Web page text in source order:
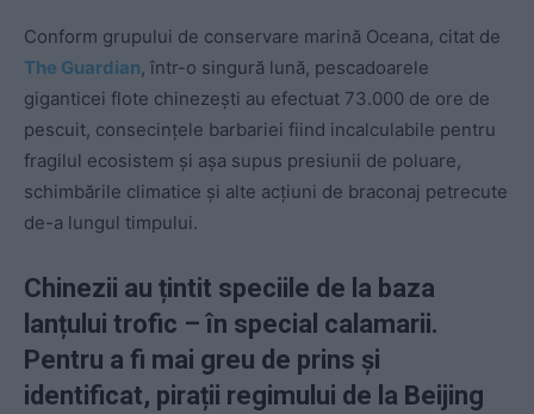
Conform grupului de conservare marină Oceana, citat de
The Guardian, într-o singură lună, pescadoarele
giganticei flote chinezești au efectuat 73.000 de ore de
pescuit, consecințele barbariei fiind incalculabile pentru
fragilul ecosistem și așa supus presiunii de poluare,
schimbările climatice și alte acțiuni de braconaj petrecute
de-a lungul timpului.
Chinezii au țintit speciile de la baza
lanțului trofic – în special calamarii.
Pentru a fi mai greu de prins și
identificat, pirații regimului de la Beijing